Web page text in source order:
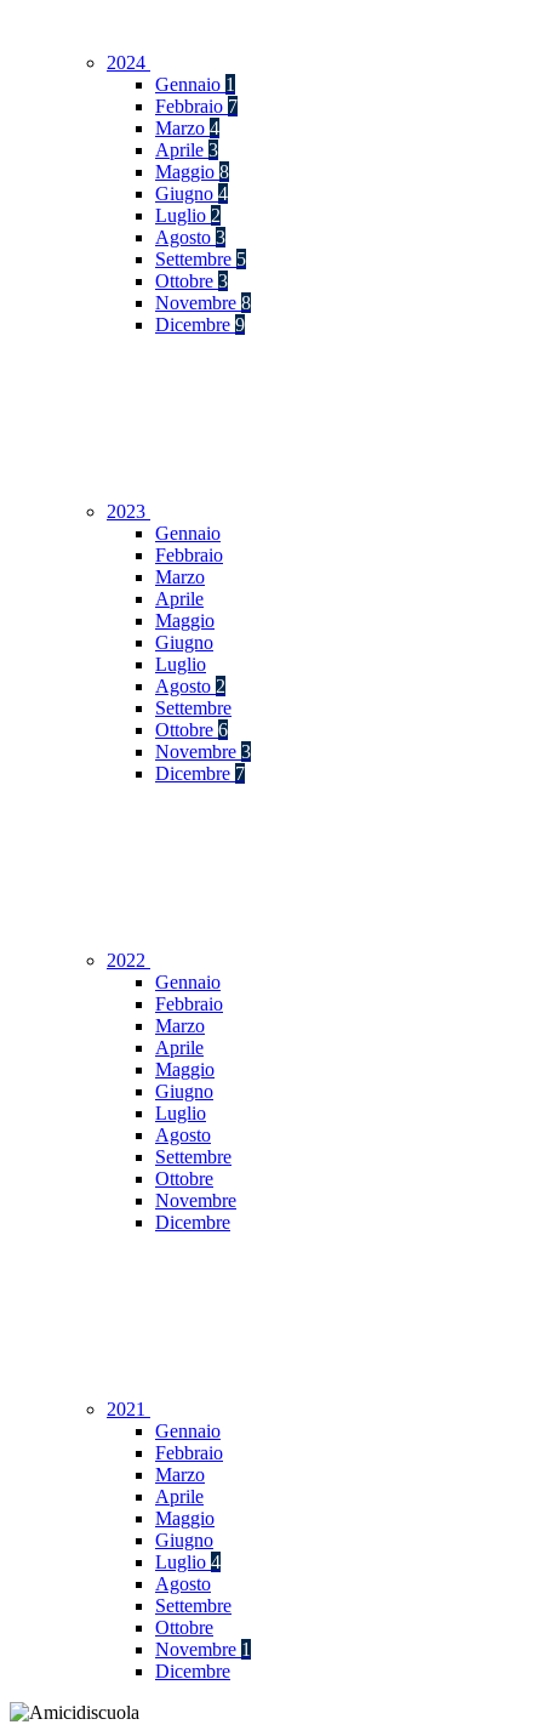
2024
Gennaio 1
Febbraio 7
Marzo 4
Aprile 3
Maggio 8
Giugno 4
Luglio 2
Agosto 3
Settembre 5
Ottobre 3
Novembre 8
Dicembre 9
2023
Gennaio
Febbraio
Marzo
Aprile
Maggio
Giugno
Luglio
Agosto 2
Settembre
Ottobre 6
Novembre 3
Dicembre 7
2022
Gennaio
Febbraio
Marzo
Aprile
Maggio
Giugno
Luglio
Agosto
Settembre
Ottobre
Novembre
Dicembre
2021
Gennaio
Febbraio
Marzo
Aprile
Maggio
Giugno
Luglio 4
Agosto
Settembre
Ottobre
Novembre 1
Dicembre